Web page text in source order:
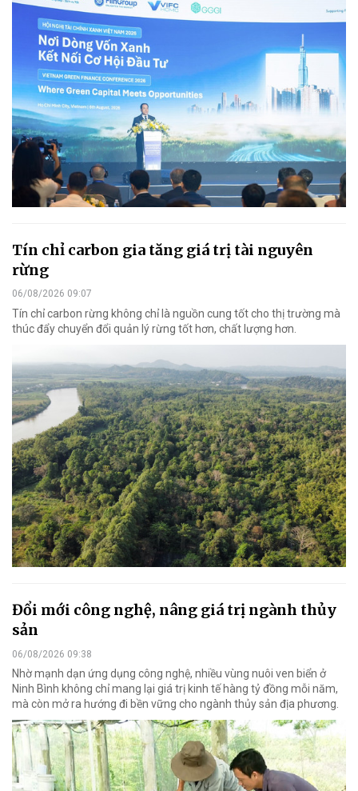
Tín chỉ carbon gia tăng giá trị tài nguyên
rừng
06/08/2026 09:07
Tín chỉ carbon rừng không chỉ là nguồn cung tốt cho thị trường mà
thúc đẩy chuyển đổi quản lý rừng tốt hơn, chất lượng hơn.
Đổi mới công nghệ, nâng giá trị ngành thủy
sản
06/08/2026 09:38
Nhờ mạnh dạn ứng dụng công nghệ, nhiều vùng nuôi ven biển ở
Ninh Bình không chỉ mang lại giá trị kinh tế hàng tỷ đồng mỗi năm,
mà còn mở ra hướng đi bền vững cho ngành thủy sản địa phương.